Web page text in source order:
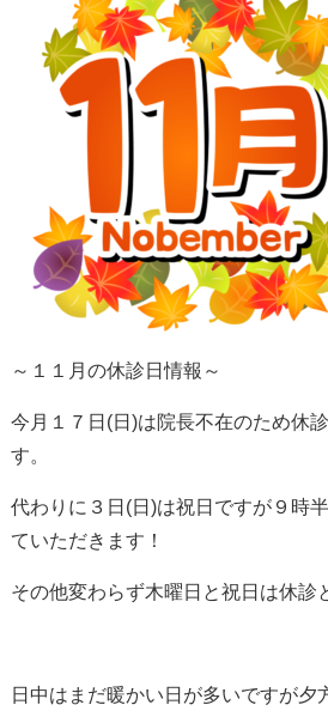
～１１月の休診日情報～
今月１７日(日)は院長不在のため休
す。
代わりに３日(日)は祝日ですが９時
ていただきます！
その他変わらず木曜日と祝日は休診
日中はまだ暖かい日が多いですが夕